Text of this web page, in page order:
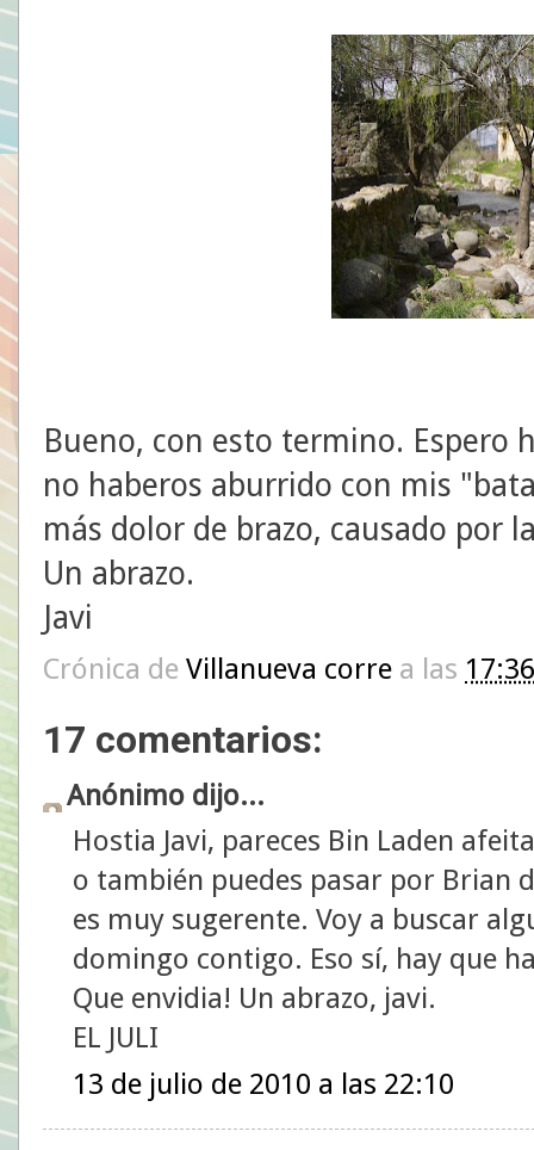
Bueno, con esto termino.
no haberos aburrido con mis
más dolor de brazo, causado por
Un abrazo.
Javi
Crónica de Villanueva corre a las 17:36
17 comentarios:
Anónimo dijo...
Hostia Javi, pareces Bin Laden
o también puedes pasar por Brian
es muy sugerente. Voy a buscar
domingo contigo. Eso sí, hay que
Que envidia! Un abrazo, javi.
EL JULI
13 de julio de 2010 a las 22:10